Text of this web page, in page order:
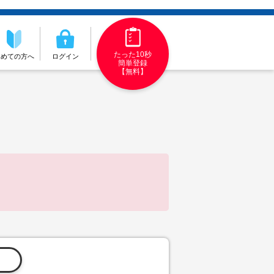
ての方へ ログイン
たった10秒
簡単登録
【無料】